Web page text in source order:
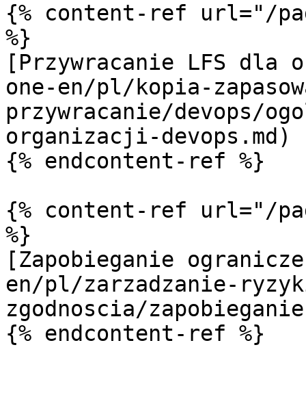
{% content-ref url="/
%}
[Przywracanie LFS dla
one-en/pl/kopia-
przywracanie/devops/
organizacji-devops.md)
{% endcontent-ref %}
{% content-ref url="/
%}
[Zapobieganie
en/pl/zarzadzanie-
zgodnoscia/